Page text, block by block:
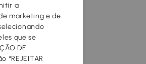
a
marketing e de
que se
DE
“REJEITAR